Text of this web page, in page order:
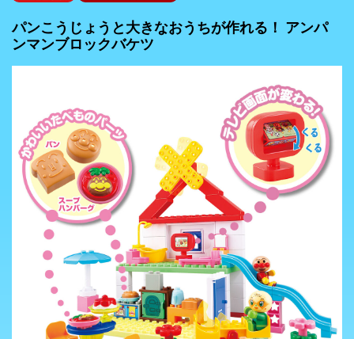
パンこうじょうと大きなおうちが作れる！ アンパ
ンマンブロックバケツ